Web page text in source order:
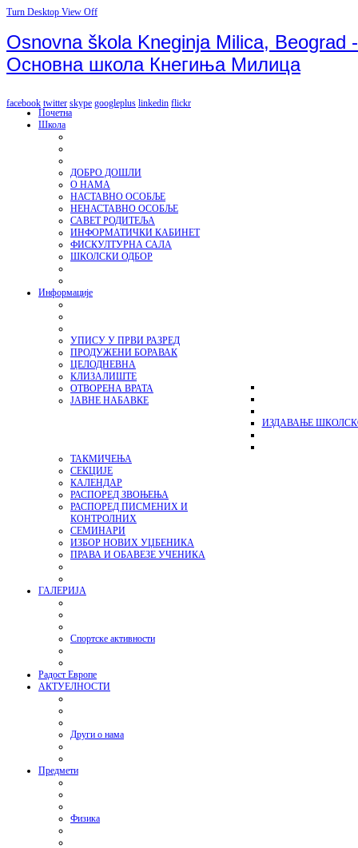
Turn Desktop View Off
Osnovna škola Kneginja Milica, Beograd -
Основна школа Кнегиња Милица
facebook twitter skype googleplus linkedin flickr
Почетна
Школа
ДОБРО ДОШЛИ
О НАМА
НАСТАВНО ОСОБЉЕ
НЕНАСТАВНО ОСОБЉЕ
САВЕТ РОДИТЕЉА
ИНФОРМАТИЧКИ КАБИНЕТ
ФИСКУЛТУРНА САЛА
ШКОЛСКИ ОДБОР
Информације
УПИСУ У ПРВИ РАЗРЕД
ПРОДУЖЕНИ БОРАВАК
ЦЕЛОДНЕВНА
КЛИЗАЛИШТЕ
ОТВОРЕНА ВРАТА
ЈАВНЕ НАБАВКЕ
ИЗДАВАЊЕ
ТАКМИЧЕЊА
СЕКЦИЈЕ
КАЛЕНДАР
РАСПОРЕД ЗВОЊЕЊА
РАСПОРЕД ПИСМЕНИХ И
КОНТРОЛНИХ
СЕМИНАРИ
ИЗБОР НОВИХ УЏБЕНИКА
ПРАВА И ОБАВЕЗЕ УЧЕНИКА
ГАЛЕРИЈА
Спортске активности
Радост Европе
АКТУЕЛНОСТИ
Други о нама
Предмети
Физика